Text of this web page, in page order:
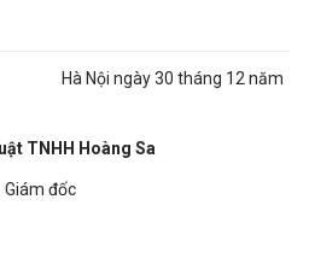
tháng 12 năm
TNHH Hoàng Sa
Giám đốc